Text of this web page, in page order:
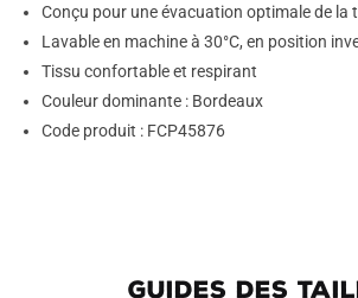
Conçu pour une évacuation optimale de la
Lavable en machine à 30°C, en position
Tissu confortable et respirant
Couleur dominante : Bordeaux
Code produit : FCP45876
GUIDES DES